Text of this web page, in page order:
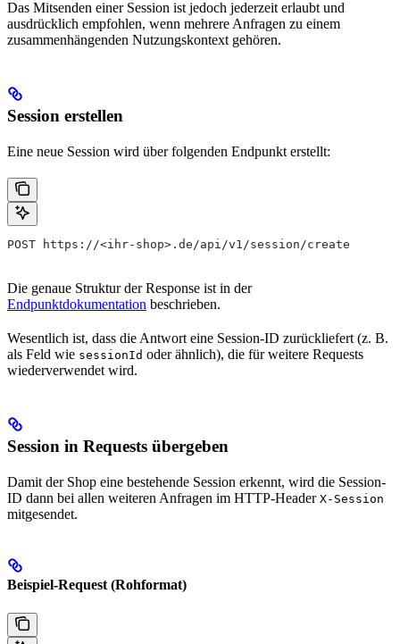
Das Mitsenden einer Session ist jedoch jederzeit erlaubt und
ausdrücklich empfohlen, wenn mehrere Anfragen zu einem
zusammenhängenden Nutzungskontext gehören.
Session erstellen
Eine neue Session wird über folgenden Endpunkt erstellt:
POST https://<ihr-shop>.de/api/v1/session/create
Die genaue Struktur der Response ist in der
Endpunktdokumentation beschrieben.
Wesentlich ist, dass die Antwort eine Session-ID zurückliefert (z. B.
als Feld wie sessionId oder ähnlich), die für weitere Requests
wiederverwendet wird.
Session in Requests übergeben
Damit der Shop eine bestehende Session erkennt, wird die Session-
ID dann bei allen weiteren Anfragen im HTTP-Header X-Session
mitgesendet.
Beispiel-Request (Rohformat)